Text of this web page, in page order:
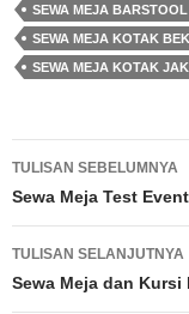
SEWA MEJA BARSTOOL
SEWA MEJA KOTAK
SEWA MEJA KOTAK
Navigasi
Tulisan
TULISAN SEBELUMNYA
Sewa Meja Test
TULISAN SELANJUTNYA
Sewa Meja dan